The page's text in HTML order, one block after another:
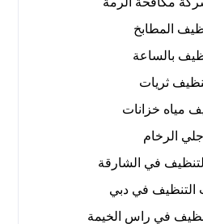
المطابخ
بالساعة
ثريات
مياه خزانات
جلي الرخام
في الشارقة
التنظيف في دبي
في راس الخيمة